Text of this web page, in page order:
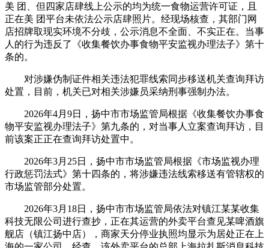
美 团、但四家店肆线上公示的均为统一食物运营许可证，且
正在美 团平台未依法公示店肆照片。经现场核查，其部门网
店招牌取现实环境不分歧，公示消息不全面、不实正在。当事
人的行为违反了《收集餐饮办事食物平安监视办理法子》第十
条的。
对涉嫌伪制证件相关违法犯罪线索同步移送机关查询拜访
处置，目前，机关已对相关涉嫌员采纳刑事强制办法。
2026年4月9日，扬中市市场监管局根据《收集餐饮办事食
物平安监视办理法子》第九条的，对当事人立案查询拜访，目
前该案正正在查询拜访处置中。
2026年3月25日，扬中市市场监管局根据《市场监视办理
行政惩罚法式》第十四条的，将涉嫌违法线索移送有管辖权的
市场监管部分处置。
2026年3月18日，扬中市市场监管局依法对镇江某某收集
科技无限公司进行查抄，正在其运营的外卖平台查见某啤酒旗
舰店（镇江扬中店），商家天分停业执照均显示为居处正在上